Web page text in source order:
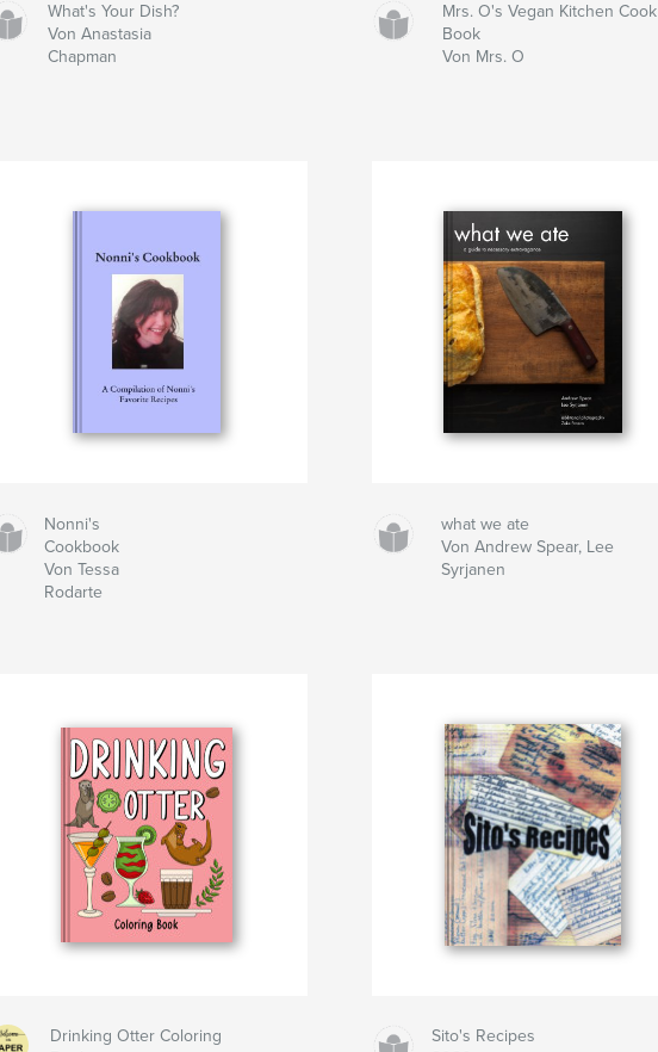
What's Your Dish?
Von Anastasia
Chapman
Mrs. O's Vegan Kitchen Cook
Book
Von Mrs. O
Nonni's
Cookbook
Von Tessa
Rodarte
what we ate
Von Andrew Spear, Lee
Syrjanen
Drinking Otter Coloring
Sito's Recipes